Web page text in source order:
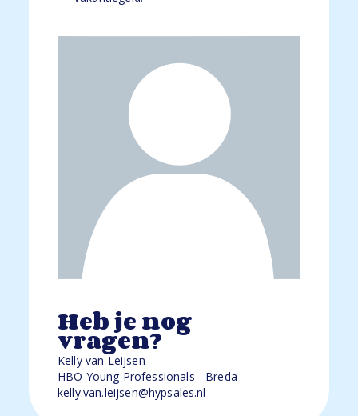
Heb je nog
vragen?
Kelly van Leijsen
HBO Young Professionals - Breda
kelly.van.leijsen@hypsales.nl